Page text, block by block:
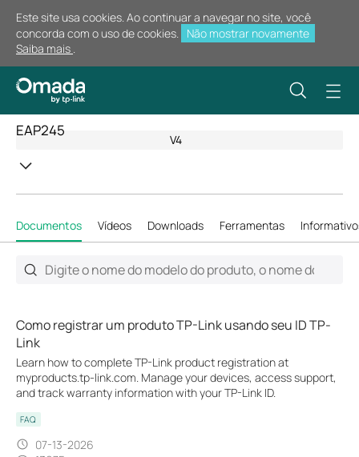
Este site usa cookies. Ao continuar a navegar no site, você
concorda com o uso de cookies.
Não mostrar novamente
Saiba mais .
EAP245
V4
Documentos Vídeos Downloads Ferramentas
Como registrar um produto TP-Link usando seu ID TP-
Link
Learn how to complete TP-Link product registration at
myproducts.tp-link.com. Manage your devices, access support,
and track warranty information with your TP-Link ID.
FAQ
07-13-2026